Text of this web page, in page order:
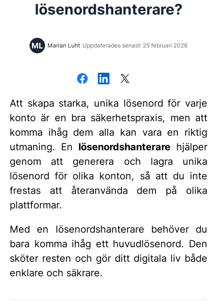
lösenordshanterare?
ML Marian Luht Uppdaterades senast: 25 februari 2026
Att skapa starka, unika lösenord för varje
konto är en bra säkerhetspraxis, men att
komma ihåg dem alla kan vara en riktig
utmaning. En lösenordshanterare hjälper
genom att generera och lagra unika
lösenord för olika konton, så att du inte
frestas att återanvända dem på olika
plattformar.
Med en lösenordshanterare behöver du
bara komma ihåg ett huvudlösenord. Den
sköter resten och gör ditt digitala liv både
enklare och säkrare.